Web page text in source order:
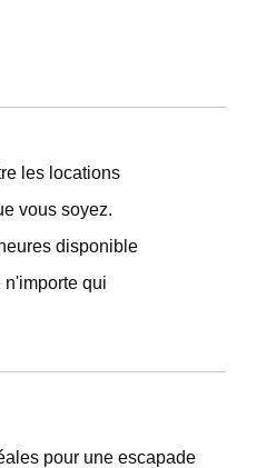
les locations
vous soyez.
disponible
n'importe qui
pour une escapade